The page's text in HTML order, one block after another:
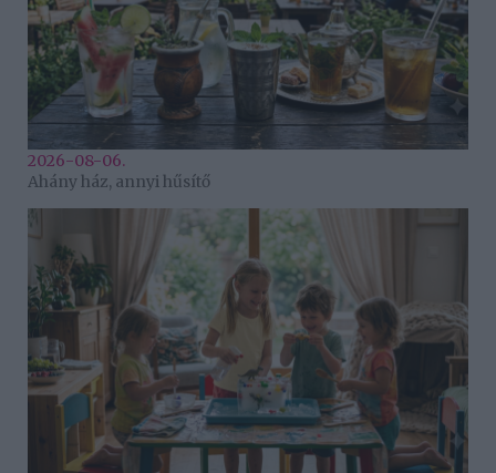
2026-08-06.
Ahány ház, annyi hűsítő